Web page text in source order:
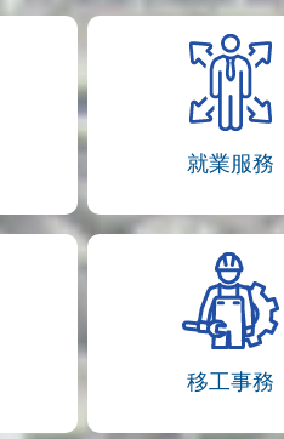
就業服務
移工事務